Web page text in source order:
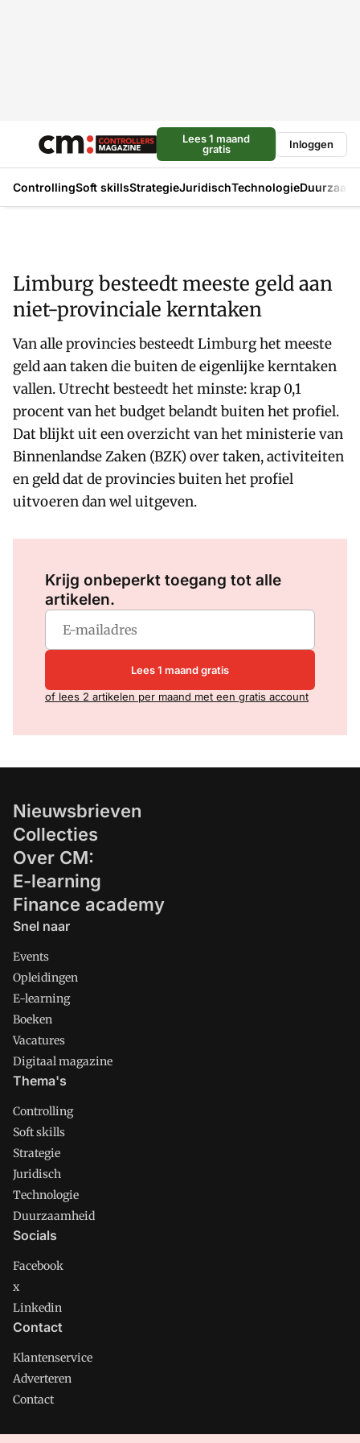
Lees 1 maand
gratis
Inloggen
ControllingSoft skillsStrategieJuridischTechnologie
Limburg besteedt meeste geld aan
niet-provinciale kerntaken
Van alle provincies besteedt Limburg het meeste
geld aan taken die buiten de eigenlijke kerntaken
vallen. Utrecht besteedt het minste: krap 0,1
procent van het budget belandt buiten het profiel.
Dat blijkt uit een overzicht van het ministerie van
Binnenlandse Zaken (BZK) over taken, activiteiten
en geld dat de provincies buiten het profiel
uitvoeren dan wel uitgeven.
Krijg onbeperkt toegang tot alle
artikelen.
Lees 1 maand gratis
of lees 2 artikelen per maand met een gratis account
Nieuwsbrieven
Collecties
Over CM:
E-learning
Finance academy
Snel naar
Events
Opleidingen
E-learning
Boeken
Vacatures
Digitaal magazine
Thema's
Controlling
Soft skills
Strategie
Juridisch
Technologie
Duurzaamheid
Socials
Facebook
x
Linkedin
Contact
Klantenservice
Adverteren
Contact